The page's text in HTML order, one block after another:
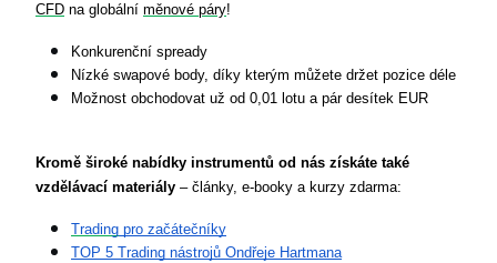
CFD na globální měnové páry!
Konkurenční spready
Nízké swapové body, díky kterým můžete držet pozice déle
Možnost obchodovat už od 0,01 lotu a pár desítek EUR
Kromě široké nabídky instrumentů od nás získáte také
vzdělávací materiály – články, e-booky a kurzy zdarma:
Trading pro začátečníky
TOP 5 Trading nástrojů Ondřeje Hartmana